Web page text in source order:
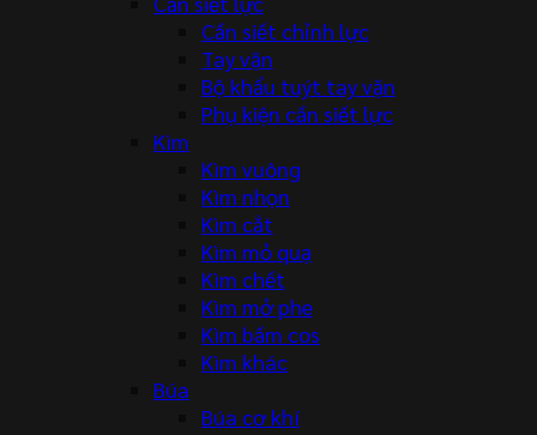
Cần siết chỉnh lực
Tay vặn
Bộ khẩu tuýt tay vặn
Phụ kiện cần siết lực
Kìm
Kìm vuông
Kìm nhọn
Kìm cắt
Kìm mỏ quạ
Kìm chết
Kìm mở phe
Kìm bấm cos
Kìm khác
Búa
Búa cơ khí